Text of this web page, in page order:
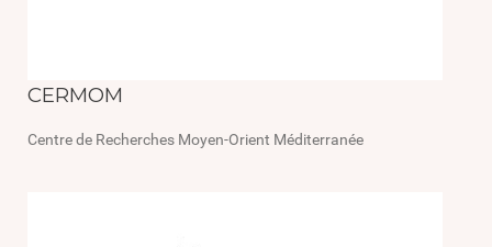
CERMOM
Centre de Recherches Moyen-Orient Méditerranée